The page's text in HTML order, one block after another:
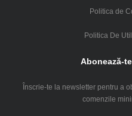
Politica de
Politica De
Abonează-
Înscrie-te la newsletter pentru a
comenzile